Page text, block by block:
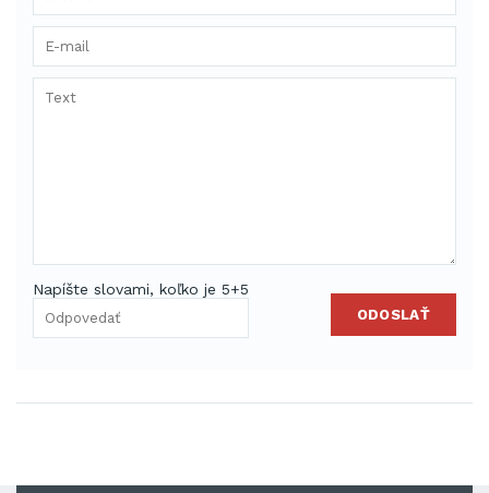
Napíšte slovami, koľko je 5+5
ODOSLAŤ